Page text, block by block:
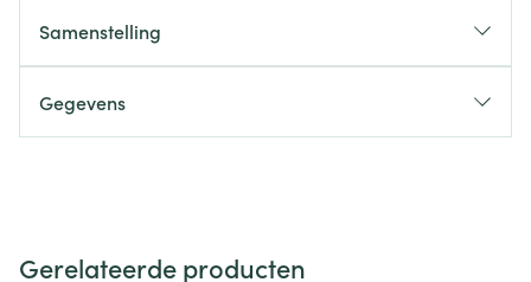
Samenstelling
Gegevens
Gerelateerde producten